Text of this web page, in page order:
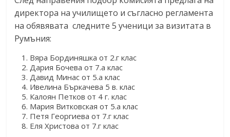
директора на училището и съгласно регламента
на обявявата следните 5 ученици за визитата в
Румъния:
Вяра Бординяшка от 2.г клас
Дария Бочева от 7.а клас
Давид Минас от 5.а клас
Ивелина Бъркачева 5 в. клас
Калоян Петков от 4 г. клас
Мария Витковская от 5.а клас
Петя Георгиева от 7.г клас
Еля Христова от 7.г клас